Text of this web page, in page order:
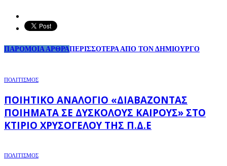
ΠΑΡΟΜΟΙΑ ΑΡΘΡΑΠΕΡΙΣΣΟΤΕΡΑ ΑΠΟ ΤΟΝ ΔΗΜΙΟΥΡΓΟ
ΠΟΛΙΤΙΣΜΟΣ
ΠΟΙΗΤΙΚΌ ΑΝΑΛΌΓΙΟ «ΔΙΑΒΆΖΟΝΤΑΣ
ΠΟΙΉΜΑΤΑ ΣΕ ΔΎΣΚΟΛΟΥΣ ΚΑΙΡΟΎΣ» ΣΤΟ
ΚΤΊΡΙΟ ΧΡΥΣΌΓΕΛΟΥ ΤΗΣ Π.Δ.Ε
ΠΟΛΙΤΙΣΜΟΣ